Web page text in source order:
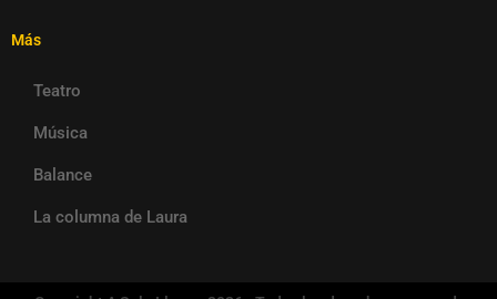
Más
Teatro
Música
Balance
La columna de Laura